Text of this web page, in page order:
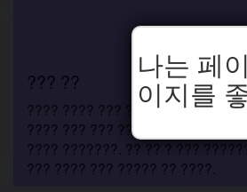
??? ??
???? ???? ??? ??? ??? ?? ? ?? ??
???? ??? ??? ????. ???? ??? ?? ?
???? ???????. ?? ?? ? ???
??? ???? ??? ????? ?? ????.
나는 페
이지를